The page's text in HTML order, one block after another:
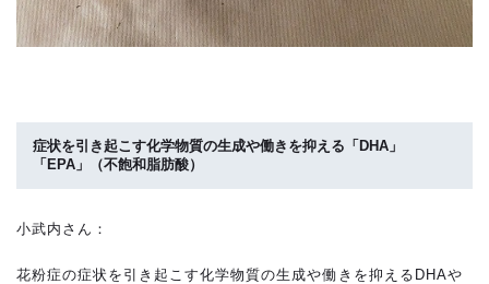
症状を引き起こす化学物質の生成や働きを抑える「DHA」
「EPA」（不飽和脂肪酸）
小武内さん：
花粉症の症状を引き起こす化学物質の生成や働きを抑えるDHAや